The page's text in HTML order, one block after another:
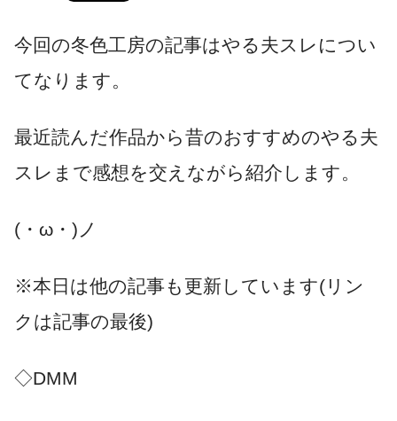
今回の冬色工房の記事はやる夫スレについ
てなります。
最近読んだ作品から昔のおすすめのやる夫
スレまで感想を交えながら紹介します。
(・ω・)ノ
※本日は他の記事も更新しています(リン
クは記事の最後)
◇DMM